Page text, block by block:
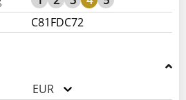
C81FDC72
EUR